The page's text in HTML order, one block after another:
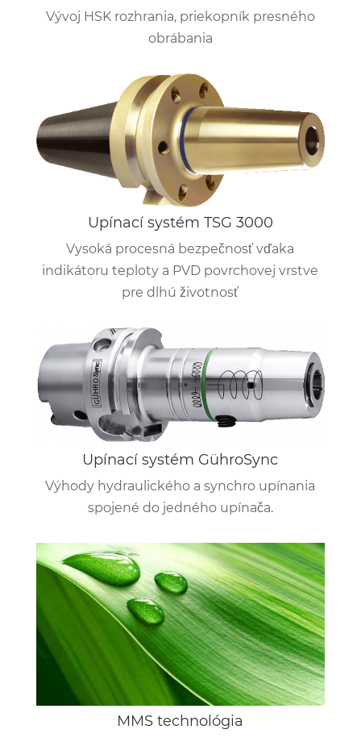
Vývoj HSK rozhrania, priekopník presného
obrábania
Upínací systém TSG 3000
Vysoká procesná bezpečnosť vďaka
indikátoru teploty a PVD povrchovej vrstve
pre dlhú životnosť
Upínací systém GühroSync
Výhody hydraulického a synchro upínania
spojené do jedného upínača.
MMS technológia